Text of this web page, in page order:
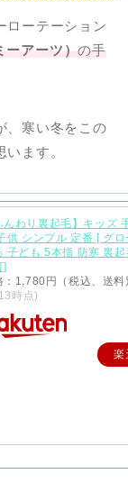
ローテーション
ーアーツ）の手
、寒い冬をこの
ます。
んわり裏起毛】キッズ
供 シンプル 定番 [ グ
子ども 5本指 防寒 裏
]
：1,780円（税込、送料
時点)
楽